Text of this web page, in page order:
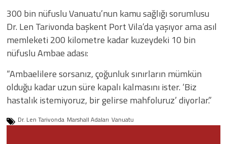
300 bin nüfuslu Vanuatu’nun kamu sağlığı sorumlusu
Dr. Len Tarivonda başkent Port Vila’da yaşıyor ama asıl
memleketi 200 kilometre kadar kuzeydeki 10 bin
nüfuslu Ambae adası:
“Ambaelilere sorsanız, çoğunluk sınırların mümkün
olduğu kadar uzun süre kapalı kalmasını ister. ‘Biz
hastalık istemiyoruz, bir gelirse mahfoluruz’ diyorlar.”
Dr. Len Tarivonda Marshall Adaları Vanuatu